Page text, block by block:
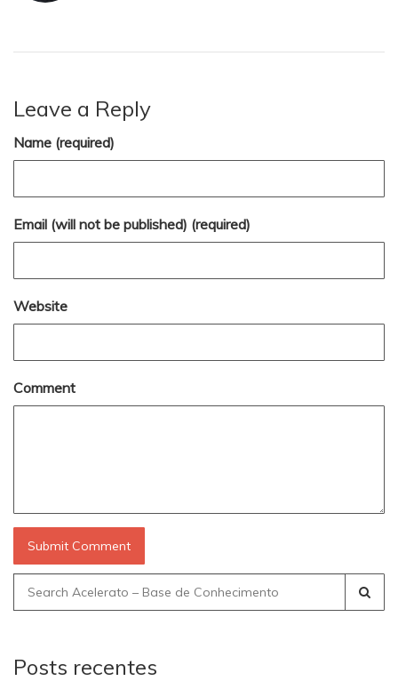
Leave a Reply
Name (required)
Email (will not be published) (required)
Website
Comment
Search
for:
Posts recentes